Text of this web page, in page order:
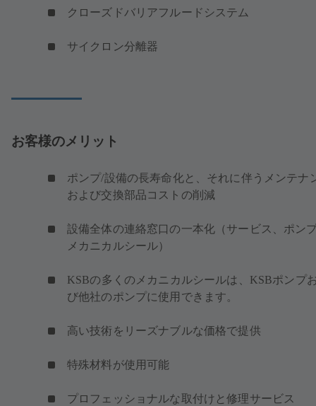
クローズドバリアフルードシステム
サイクロン分離器
お客様のメリット
ポンプ/設備の長寿命化と、それに伴うメンテナ
および交換部品コストの削減
設備全体の連絡窓口の一本化（サービス、ポン
メカニカルシール）
KSBの多くのメカニカルシールは、KSBポンプ
び他社のポンプに使用できます。
高い技術をリーズナブルな価格で提供
特殊材料が使用可能
プロフェッショナルな取付けと修理サービス